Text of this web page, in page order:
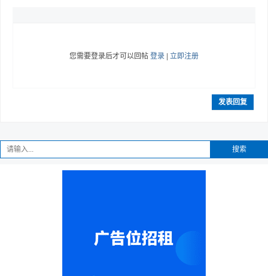
您需要登录后才可以回帖登录 | 立即注册
发表回复
搜索